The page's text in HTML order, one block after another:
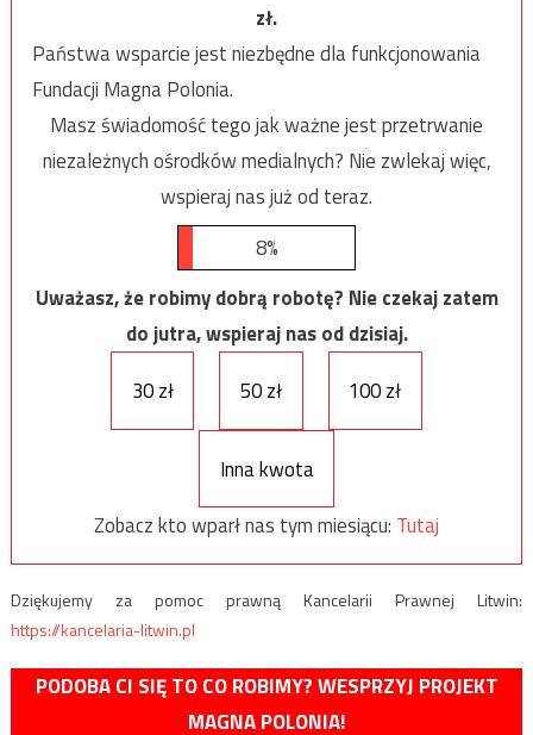
zł.
Państwa wsparcie jest niezbędne dla funkcjonowania
Fundacji Magna Polonia.
Masz świadomość tego jak ważne jest przetrwanie
niezależnych ośrodków medialnych? Nie zwlekaj więc,
wspieraj nas już od teraz.
8%
Uważasz, że robimy dobrą robotę? Nie czekaj zatem
do jutra, wspieraj nas od dzisiaj.
30 zł
50 zł 100 zł
Inna kwota
Zobacz kto wparł nas tym miesiącu: Tutaj
Dziękujemy za pomoc prawną Kancelarii Prawnej Litwin:
https://kancelaria-litwin.pl
PODOBA CI SIĘ TO CO ROBIMY? WESPRZYJ PROJEKT
MAGNA POLONIA!